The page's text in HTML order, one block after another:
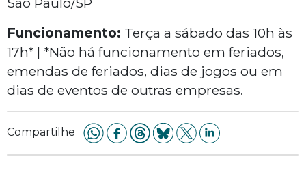
Funcionamento: Terça a sábado das 10h às
17h* | *Não há funcionamento em feriados,
emendas de feriados, dias de jogos ou em
dias de eventos de outras empresas.
Compartilhe